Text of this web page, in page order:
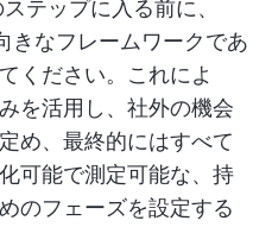
テップに入る前に、
きなフレームワークであ
ください。これによ
を活用し、社外の機会
め、最終的にはすべて
可能で測定可能な、持
のフェーズを設定する